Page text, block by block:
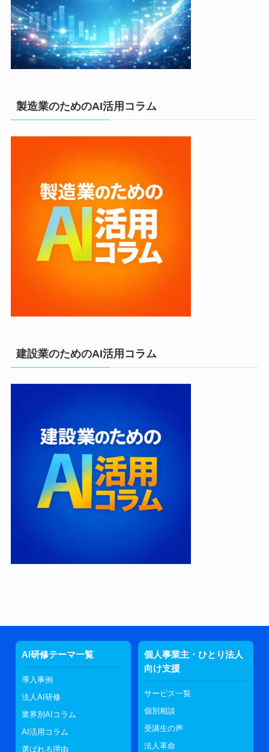
製造業のためのAI活用コラム
建設業のためのAI活用コラム
AI研修テーマ一覧
導入事例
法人AI研修
業界別AIコラム
AI活用コラム
選ばれる理由
個人事業主・ひとり法人
向け支援
サービス一覧
個別相談
受講生の声
法人革命